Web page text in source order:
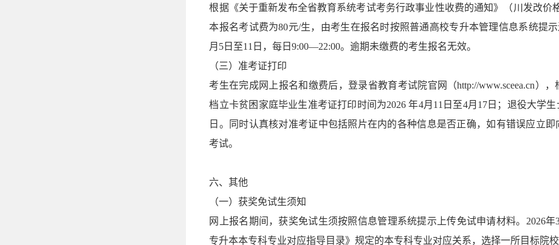
根据《关于重新发布全省教育系统考试考务行政事业性收费的通知》（川发改价
本报名考试费为80元/生，由考生在报名时按照普通高校专升本管理信息系统提
月5日至11日，每日9:00—22:00。逾期未缴费的考生报名无效。
（三）准考证打印
考生在完成网上报名和缴费后，登录省教育考试院官网（http://www.sceea.cn）
档立卡贫困家庭毕业生准考证打印时间为2026 年4月11日至4月17日；退役大学
日。同时认真核对准考证中包括照片在内的各种信息是否正确，如有错误应立
考试。
六、其他
（一）获奖免试生须知
网上报名期间，获奖免试生须按照信息管理系统提示上传免试申请材料。2026
专升本本专科专业对应指导目录》规定的本专科专业对应关系，选择一所目标院